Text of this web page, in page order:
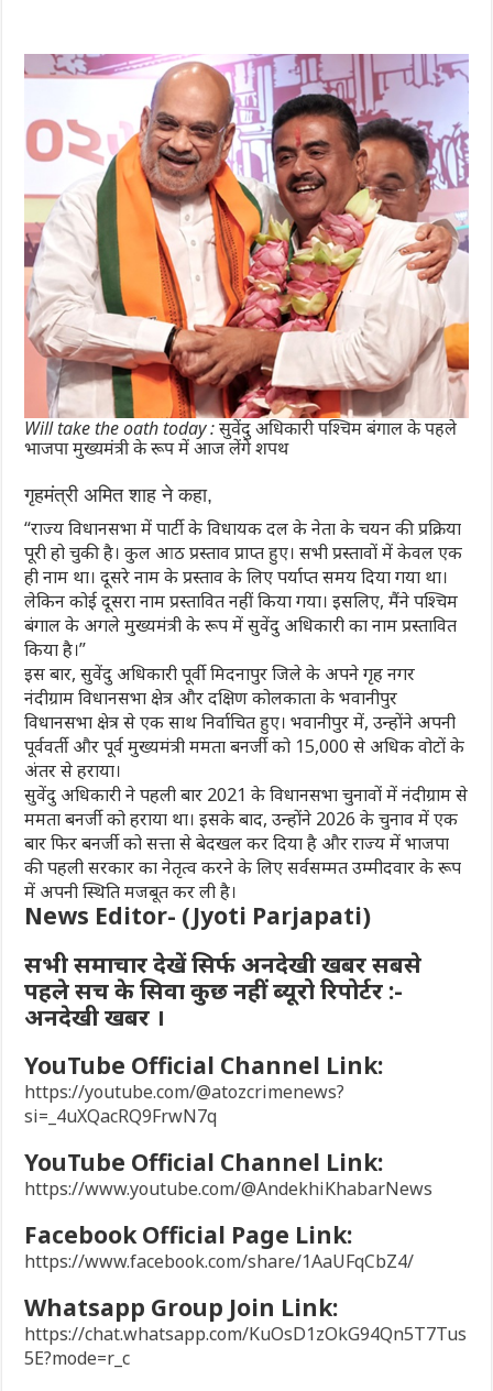
Will take the oath today : सुवेंदु अधिकारी पश्चिम बंगाल के पहले
भाजपा मुख्यमंत्री के रूप में आज लेंगे शपथ
गृहमंत्री अमित शाह ने कहा,
“राज्य विधानसभा में पार्टी के विधायक दल के नेता के चयन की प्रक्रिया
पूरी हो चुकी है। कुल आठ प्रस्ताव प्राप्त हुए। सभी प्रस्तावों में केवल एक
ही नाम था। दूसरे नाम के प्रस्ताव के लिए पर्याप्त समय दिया गया था।
लेकिन कोई दूसरा नाम प्रस्तावित नहीं किया गया। इसलिए, मैंने पश्चिम
बंगाल के अगले मुख्यमंत्री के रूप में सुवेंदु अधिकारी का नाम प्रस्तावित
किया है।”
इस बार, सुवेंदु अधिकारी पूर्वी मिदनापुर जिले के अपने गृह नगर
नंदीग्राम विधानसभा क्षेत्र और दक्षिण कोलकाता के भवानीपुर
विधानसभा क्षेत्र से एक साथ निर्वाचित हुए। भवानीपुर में, उन्होंने अपनी
पूर्ववर्ती और पूर्व मुख्यमंत्री ममता बनर्जी को 15,000 से अधिक वोटों के
अंतर से हराया।
सुवेंदु अधिकारी ने पहली बार 2021 के विधानसभा चुनावों में नंदीग्राम से
ममता बनर्जी को हराया था। इसके बाद, उन्होंने 2026 के चुनाव में एक
बार फिर बनर्जी को सत्ता से बेदखल कर दिया है और राज्य में भाजपा
की पहली सरकार का नेतृत्व करने के लिए सर्वसम्मत उम्मीदवार के रूप
में अपनी स्थिति मजबूत कर ली है।
News Editor- (Jyoti Parjapati)
सभी समाचार देखें सिर्फ अनदेखी खबर सबसे
पहले सच के सिवा कुछ नहीं ब्यूरो रिपोर्टर :-
अनदेखी खबर ।
YouTube Official Channel Link:
https://youtube.com/@atozcrimenews?
si=_4uXQacRQ9FrwN7q
YouTube Official Channel Link:
https://www.youtube.com/@AndekhiKhabarNews
Facebook Official Page Link:
https://www.facebook.com/share/1AaUFqCbZ4/
Whatsapp Group Join Link:
https://chat.whatsapp.com/KuOsD1zOkG94Qn5T7Tus
5E?mode=r_c